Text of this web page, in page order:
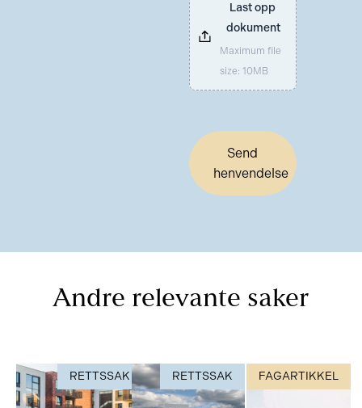
Last opp
dokument
Maximum file
size: 10MB
Send
henvendelse
Andre relevante saker
RETTSSAK RETTSSAK FAGARTIKKEL